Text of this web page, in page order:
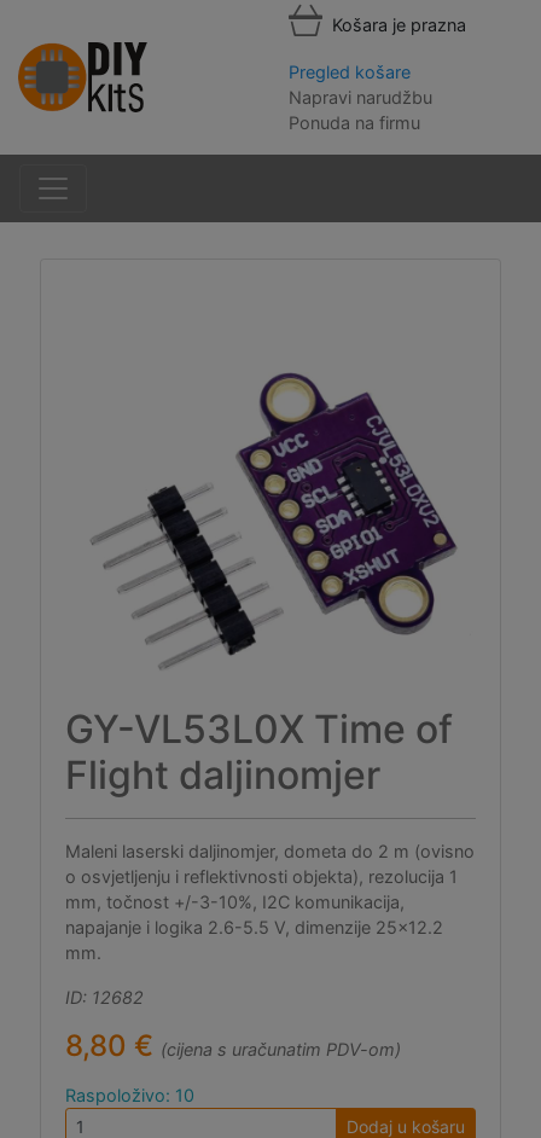
Košara je prazna
Pregled košare
Napravi narudžbu
Ponuda na firmu
GY-VL53L0X Time of
Flight daljinomjer
Maleni laserski daljinomjer, dometa do 2 m (ovisno
o osvjetljenju i reflektivnosti objekta), rezolucija 1
mm, točnost +/-3-10%, I2C komunikacija,
napajanje i logika 2.6-5.5 V, dimenzije 25x12.2
mm.
ID: 12682
8,80 € (cijena s uračunatim PDV-om)
Raspoloživo: 10
Dodaj u košaru